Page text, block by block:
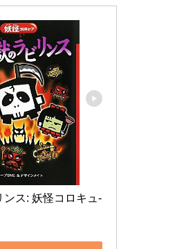
ンス: 妖怪コロキュ-